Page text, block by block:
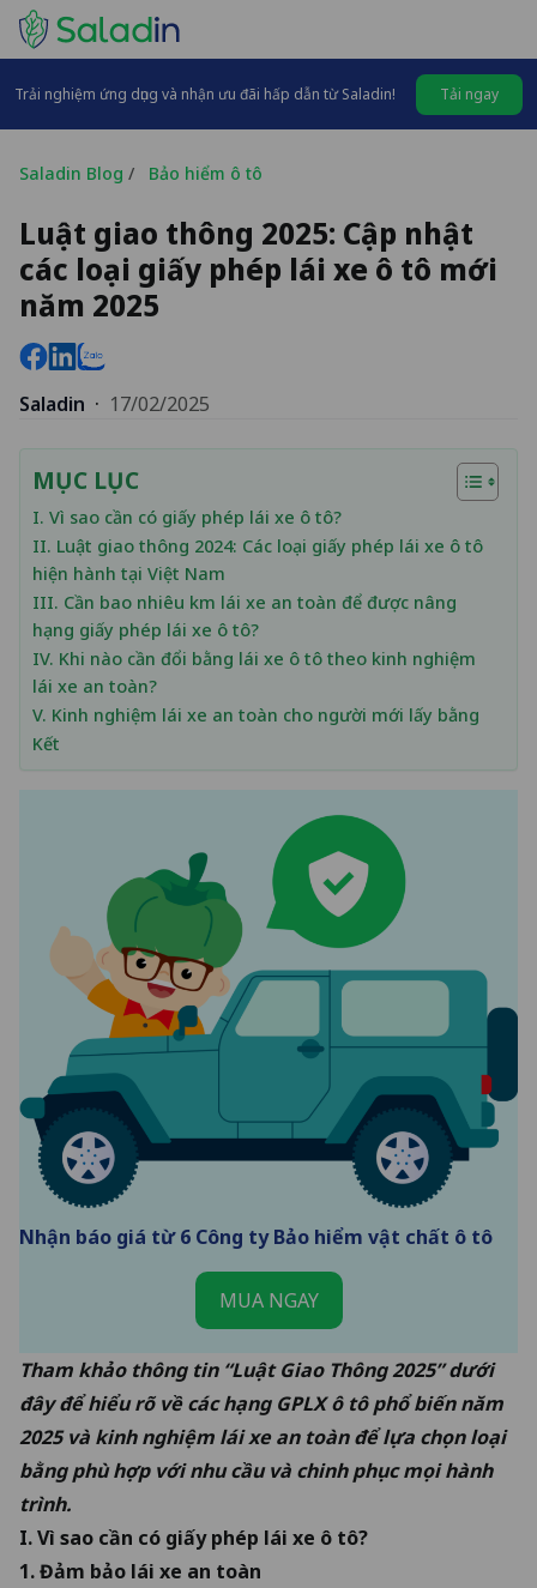
Trải nghiệm ứng dụng và nhận ưu đãi hấp dẫn từ Saladin! Tải ngay
Saladin Blog / Bảo hiểm ô tô
Luật giao thông 2025: Cập nhật
các loại giấy phép lái xe ô tô mới
năm 2025
Saladin · 17/02/2025
MỤC LỤC
I. Vì sao cần có giấy phép lái xe ô tô?
II. Luật giao thông 2024: Các loại giấy phép lái xe ô tô
hiện hành tại Việt Nam
III. Cần bao nhiêu km lái xe an toàn để được nâng
hạng giấy phép lái xe ô tô?
IV. Khi nào cần đổi bằng lái xe ô tô theo kinh nghiệm
lái xe an toàn?
V. Kinh nghiệm lái xe an toàn cho người mới lấy bằng
Kết
Nhận báo giá từ 6 Công ty Bảo hiểm vật chất ô tô
MUA NGAY
Tham khảo thông tin “Luật Giao Thông 2025” dưới
đây để hiểu rõ về các hạng GPLX ô tô phổ biến năm
2025 và kinh nghiệm lái xe an toànđể lựa chọn loại
bằng phù hợp với nhu cầu và chinh phục mọi hành
trình.
I. Vì sao cần có giấy phép lái xe ô tô?
1. Đảm bảo lái xe an toàn